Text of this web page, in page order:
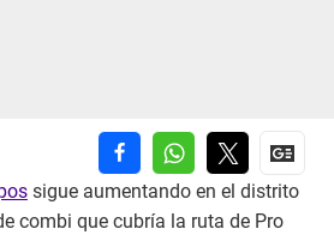
sigue aumentando en el distrito
combi que cubría la ruta de Pro